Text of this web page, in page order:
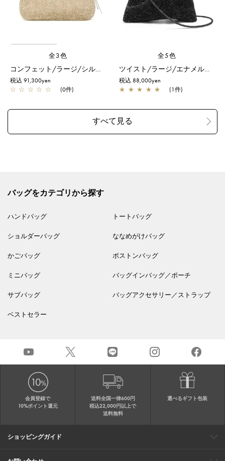
全3色
コンフェット/ラージ/シルバーゴールド
税込 91,300yen
☆ ☆ ☆ ☆ ☆ (0件)
全5色
ツイスト/ラージ/エナメルブラック
税込 88,000yen
★ ★ ★ ★ ★ (1件)
バッグをカテゴリから探す
ハンドバッグ トートバッグ
ショルダーバッグ ななめがけバッグ
かごバッグ ボストンバッグ
ミニバッグ バッグインバッグ／ポーチ
サブバッグ バッグアクセサリー／ストラップ
ベストセラー
会員登録で
10%ポイント還元
送料全国一律600円
税込22,000円以上で
送料無料
選べるギフト包装
ショッピングガイド